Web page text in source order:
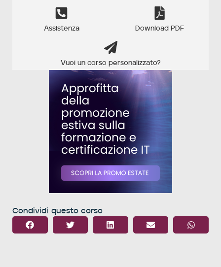
Assistenza Download PDF
Vuoi un corso personalizzato?
Condividi questo corso